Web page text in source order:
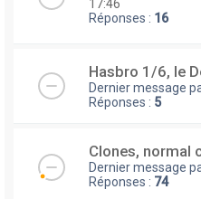
17:46
Réponses : 16
Hasbro 1/6, le
Dernier message
Réponses : 5
Clones, normal
Dernier message
Réponses : 74